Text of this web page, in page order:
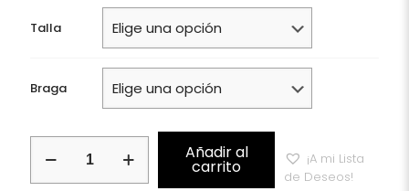
Talla
Braga
Braguita
Añadir al
carrito
¡A mi Lista
de Deseos!